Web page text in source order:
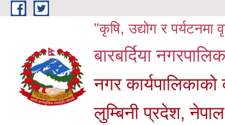
Skip to main content
"कृषि, उद्योग र पर्यटनमा
बारबर्दिया
नगर कार्यपालिकाको
लुम्बिनी प्रदेश, नेपाल